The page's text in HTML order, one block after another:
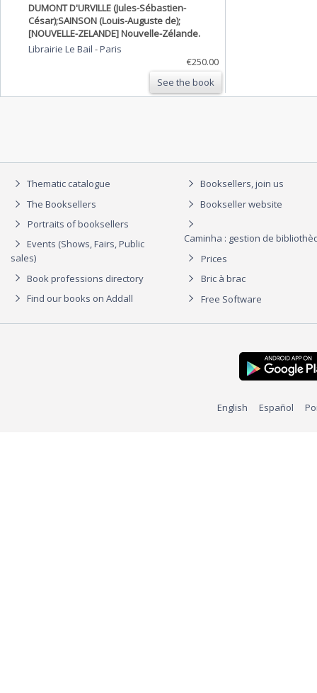
DUMONT D'URVILLE (Jules-Sébastien-
César);SAINSON (Louis-Auguste de);
[NOUVELLE-ZELANDE] Nouvelle-Zélande.
Librairie Le Bail -Paris
€250.00
See the book
Thematic catalogue
The Booksellers
Portraits of booksellers
Events (Shows, Fairs, Public
sales)
Book professions directory
Find our books on Addall
Booksellers, join us
Bookseller website
Caminha : gestion de
Prices
Bric à brac
Free Software
English Español